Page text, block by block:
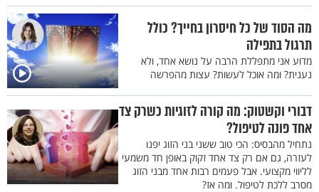
מה הסוד של כל חיסרון בחייך? כולל
תרגול בתפילה
מדוע אני מתפללת הרבה על נושא אחד, ולא
נענית? ומה אוכל לעשות? עצות מהפרשה
דבורי וקשטוק: מה קורה לזוגיות כשרק צד
אחד פונה לטיפול?
נתחיל מהבסיס: הכי טוב ששני בני הזוג יפנו
לעזרה, גם אם רק צד אחד זקוק באופן חד משמעי
לליווי מקצועי. אבל פעמים רבות אחד מבני הזוג
מסרב ללכת לטיפול. ומה אז?